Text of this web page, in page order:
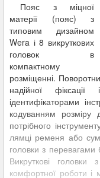
Пояс з міцної
матерії (пояс) з
типовим дизайном
Wera і 8 викруткових
головок в
компактному
розміщенні.
надійної
ідентифікаторами
кодуванням розміру
потрібного
лямці ременя або
головки з перевагами
Викруткові
комфортної роботи і